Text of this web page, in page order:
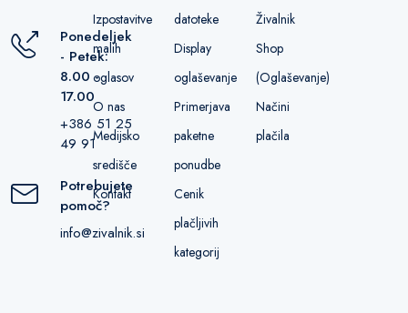
Ponedeljek
- Petek:
8.00 -
17.00
+386 51 25
49 91
Potrebujete
pomoč?
info@zivalnik.si
Izpostavitve
malih
oglasov
O nas
Medijsko
središče
Kontakt
datoteke
Display
oglaševanje
Primerjava
paketne
ponudbe
Cenik
plačljivih
kategorij
Živalnik
Shop
(Oglaševanje)
Načini
plačila